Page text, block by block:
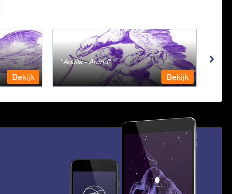
Bekijk
Aquila - Arend
Bekijk